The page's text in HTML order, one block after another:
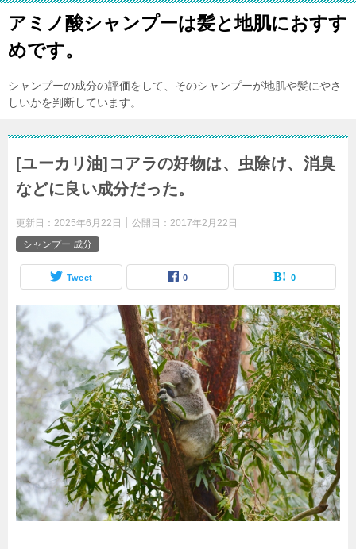
アミノ酸シャンプーは髪と地肌におすす
めです。
シャンプーの成分の評価をして、そのシャンプーが地肌や髪にやさ
しいかを判断しています。
[ユーカリ油]コアラの好物は、虫除け、消臭
などに良い成分だった。
更新日： 2025年6月22日 公開日： 2017年2月22日
シャンプー 成分
Tweet 0 0